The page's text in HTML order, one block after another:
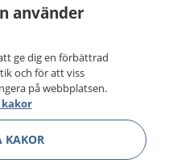
bättre.
Visa
använder
ge dig en förbättrad
och för att viss
på webbplatsen.
kakor
KAKOR